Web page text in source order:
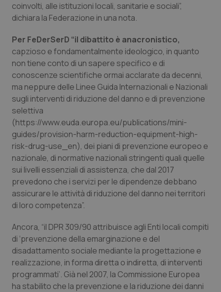
Provincia Autonoma di Trento
Puglia
Sardegna
Sicilia
Toscana
Umbria
Valle D’Aosta
Veneto
Ipertensione & Scompenso
Malattie rare
Malattia di Crohn & Rettocolite Ulcerosa
Neuroscienze & patologie neurodegenerative
Obesità
Oftalmologia
Oncodermatologia
Oncoematologia
Oncologia & Nutrizione
Psoriasi & pelle
Quotidiano Cardiologia
coinvolti, alle istituzioni locali, sanitarie e sociali”,
dichiara la Federazione in una nota.
Per FeDerSerD “il dibattito è anacronistico,
capzioso e fondamentalmente ideologico, in quanto
non tiene conto di un sapere specifico e di
conoscenze scientifiche ormai acclarate da decenni,
ma neppure delle Linee Guida Internazionali e Nazionali
sugli interventi di riduzione del danno e di prevenzione
selettiva
(https://www.euda.europa.eu/publications/mini-
guides/provision-harm-reduction-equipment-high-
risk-drug-use_en), dei piani di prevenzione europeo e
nazionale, di normative nazionali stringenti quali quelle
sui livelli essenziali di assistenza, che dal 2017
prevedono che i servizi per le dipendenze debbano
assicurare le attività di riduzione del danno nei territori
di loro competenza”.
Ancora, “il DPR 309/90 attribuisce agli Enti locali compiti
di ‘prevenzione della emarginazione e del
disadattamento sociale mediante la progettazione e
realizzazione, in forma diretta o indiretta, di interventi
programmati’. Già nel 2007, la Commissione Europea
ha stabilito che la prevenzione e la riduzione dei danni